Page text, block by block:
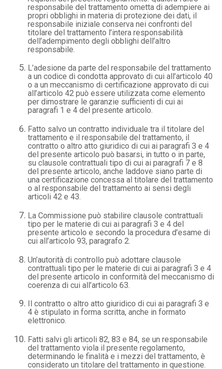
responsabile del trattamento ometta di adempiere ai
propri obblighi in materia di protezione dei dati, il
responsabile iniziale conserva nei confronti del
titolare del trattamento l’intera responsabilità
dell’adempimento degli obblighi dell’altro
responsabile.
L’adesione da parte del responsabile del trattamento
a un codice di condotta approvato di cui all’articolo 40
o a un meccanismo di certificazione approvato di cui
all’articolo 42 può essere utilizzata come elemento
per dimostrare le garanzie sufficienti di cui ai
paragrafi 1 e 4 del presente articolo.
Fatto salvo un contratto individuale tra il titolare del
trattamento e il responsabile del trattamento, il
contratto o altro atto giuridico di cui ai paragrafi 3 e 4
del presente articolo può basarsi, in tutto o in parte,
su clausole contrattuali tipo di cui ai paragrafi 7 e 8
del presente articolo, anche laddove siano parte di
una certificazione concessa al titolare del trattamento
o al responsabile del trattamento ai sensi degli
articoli 42 e 43.
La Commissione può stabilire clausole contrattuali
tipo per le materie di cui ai paragrafi 3 e 4 del
presente articolo e secondo la procedura d’esame di
cui all’articolo 93, paragrafo 2.
Un’autorità di controllo può adottare clausole
contrattuali tipo per le materie di cui ai paragrafi 3 e 4
del presente articolo in conformità del meccanismo di
coerenza di cui all’articolo 63.
Il contratto o altro atto giuridico di cui ai paragrafi 3 e
4 è stipulato in forma scritta, anche in formato
elettronico.
Fatti salvi gli articoli 82, 83 e 84, se un responsabile
del trattamento viola il presente regolamento,
determinando le finalità e i mezzi del trattamento, è
considerato un titolare del trattamento in questione.